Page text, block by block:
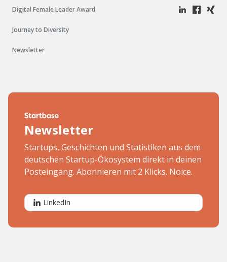
Digital Female Leader Award
Journey to Diversity
Newsletter
Newsletter
Startups, Geschichten und Statistiken aus dem
deutschen Startup-Ökosystem direkt in deinen
Posteingang. Abonnieren mit 2 Klicks. Noice.
LinkedIn